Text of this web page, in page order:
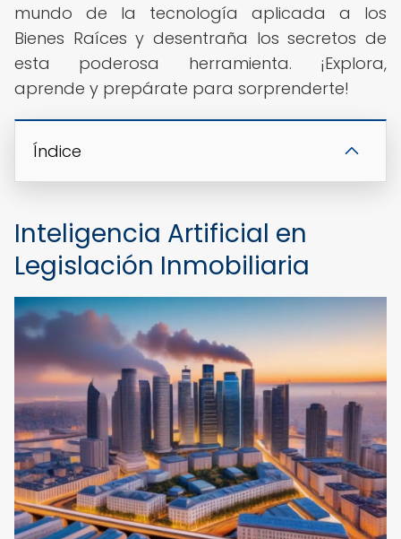
mundo de la tecnología aplicada a los
Bienes Raíces y desentraña los secretos de
esta poderosa herramienta. ¡Explora,
aprende y prepárate para sorprenderte!
Índice
Inteligencia Artificial en
Legislación Inmobiliaria